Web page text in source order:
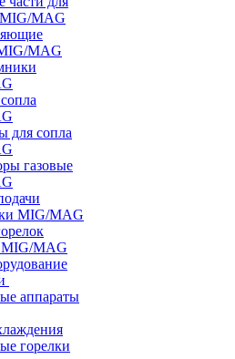
MAG
MAG
для сопла
газовые
MIG/MAG
MIG/MAG
аппараты
горелки